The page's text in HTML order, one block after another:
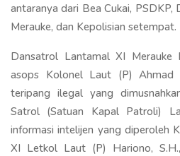
antaranya dari Bea Cukai, PSDKP,
Merauke, dan Kepolisian setempat.
Dansatrol Lantamal XI
asops Kolonel Laut (P) Ahmad
teripang ilegal yang
Satrol (Satuan Kapal Patroli)
informasi intelijen yang diperoleh
XI Letkol Laut (P) Hariono,